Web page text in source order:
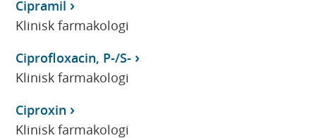
Cipramil
Klinisk farmakologi
Ciprofloxacin, P-/S-
Klinisk farmakologi
Ciproxin
Klinisk farmakologi